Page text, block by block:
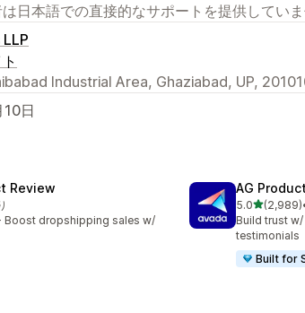
日本語での直接的なサポートを提供していま
Industrial Area, Ghaziabad, UP,
日
Review
Boost dropshipping sales w/
AG
5.05つ星中
(2,989)
合計レビュー
Build trust
testimonials
Built for